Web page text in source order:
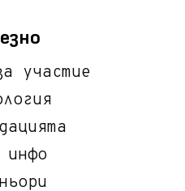
участие
инфо